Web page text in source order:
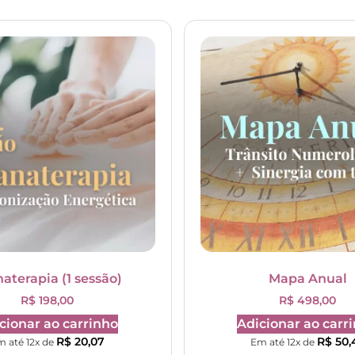
(1 sessão)
R$ 198,00
ao carrinho
até 12x de R$ 20,07
Mapa Anual
R$ 498,00
Adicionar ao
Em até 12x de R$